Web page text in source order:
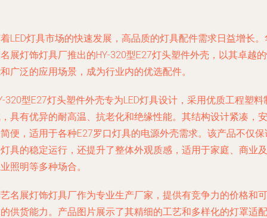
LED灯具市场的快速发展，高品质的灯具配件需求日益增长。
展灯饰灯具厂推出的HY-320型E27灯头塑件外壳，以其卓越
广泛的应用场景，成为行业内的优选配件。
320型E27灯头塑件外壳专为LED灯具设计，采用优质工程塑料
具有优异的耐高温、抗老化和绝缘性能。其结构设计紧凑，安
便，适用于各种E27罗口灯具的电源外壳需求。该产品不仅保
具的稳定运行，还提升了整体外观质感，适用于家庭、商业及
照明等多种场合。
名展灯饰灯具厂作为专业生产厂家，提供有竞争力的价格和可
供货能力。产品图片展示了其精细的工艺和多样化的灯罩适配